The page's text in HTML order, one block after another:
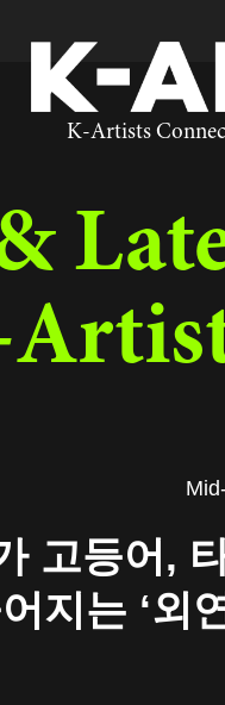
K-Artists
고등어,
지는 ‘외